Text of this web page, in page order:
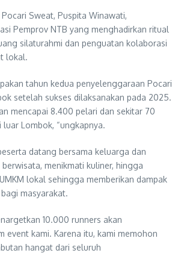
Sweat, Puspita Winawati,
Pemprov NTB yang menghadirkan ritual
silaturahmi dan penguatan kolaborasi
lokal.
tahun kedua penyelenggaraan Pocari
setelah sukses dilaksanakan pada 2025.
mencapai 8.400 pelari dan sekitar 70
Lombok, “ungkapnya.
datang bersama keluarga dan
menikmati kuliner, hingga
lokal sehingga memberikan dampak
masyarakat.
10.000 runners akan
event kami. Karena itu, kami memohon
hangat dari seluruh